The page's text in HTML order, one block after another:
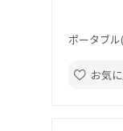
ポータブ
お気